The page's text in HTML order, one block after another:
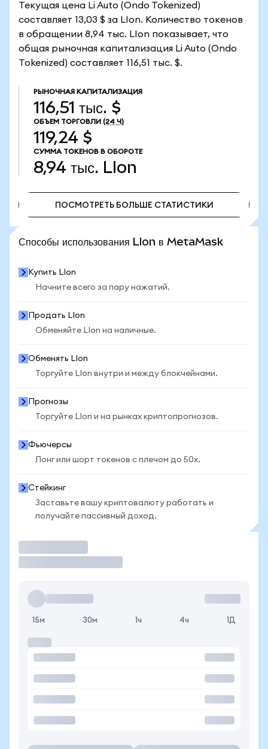
Текущая цена Li Auto (Ondo Tokenized)
составляет 13,03 $ за LIon. Количество токенов
в обращении 8,94 тыс. LIon показывает, что
общая рыночная капитализация Li Auto (Ondo
Tokenized) составляет 116,51 тыс. $.
РЫНОЧНАЯ КАПИТАЛИЗАЦИЯ
116,51 тыс. $
ОБЪЕМ ТОРГОВЛИ (24 Ч)
119,24 $
СУММА ТОКЕНОВ В ОБОРОТЕ
8,94 тыс. LIon
ПОСМОТРЕТЬ БОЛЬШЕ СТАТИСТИКИ
Способы использования LIon в MetaMask
Купить LIon
Начните всего за пару нажатий.
Продать LIon
Обменяйте LIon на наличные.
Обменять LIon
Торгуйте LIon внутри и между блокчейнами.
Прогнозы
Торгуйте LIon и на рынках криптопрогнозов.
Фьючерсы
Лонг или шорт токенов с плечом до 50x.
Стейкинг
Заставьте вашу криптовалюту работать и
получайте пассивный доход.
15м 30м 1ч 4ч 1Д